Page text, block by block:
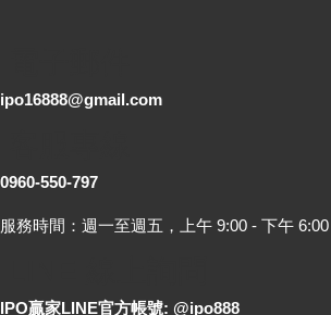
ipo16888@gmail.com
0960-550-797
服務時間：週一至週五，上午 9:00 - 下午
IPO贏家LINE官方帳號: @ipo888